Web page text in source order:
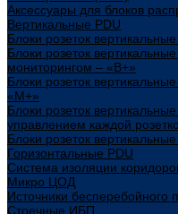
Аксессуары для блоков
Вертикальные PDU
Блоки розеток
Блоки розеток
мониторингом – «В+»
Блоки розеток
«М+»
Блоки розеток
управлением каждой
Блоки розеток
Горизонтальные PDU
Система изоляции
Микро ЦОД
Источники бесперебойного
Стоечные ИБП